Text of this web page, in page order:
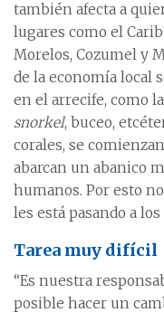
también afecta a
lugares como el
Morelos, Cozumel y
de la economía local
en el arrecife, como
snorkel, buceo,
corales, se
abarcan un abanico
humanos. Por esto
les está pasando a
Tarea muy difícil
“Es nuestra
posible hacer un